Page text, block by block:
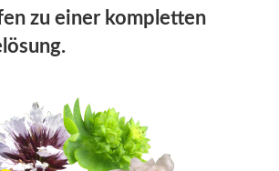
zu einer kompletten